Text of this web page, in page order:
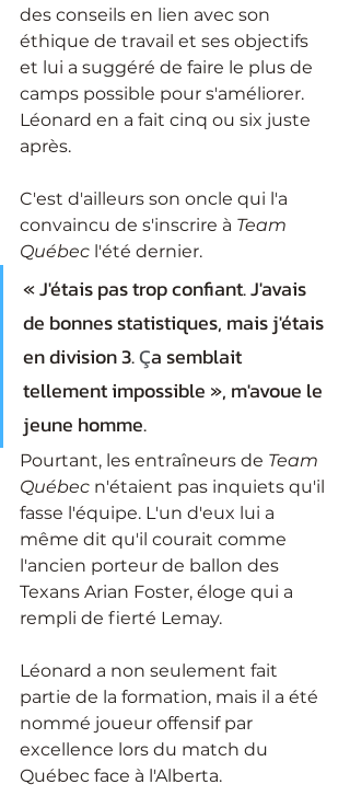
des conseils en lien avec son
éthique de travail et ses objectifs
et lui a suggéré de faire le plus de
camps possible pour s'améliorer.
Léonard en a fait cinq ou six juste
après.
C'est d'ailleurs son oncle qui l'a
convaincu de s'inscrire à Team
Québec l'été dernier.
« J'étais pas trop confiant. J'avais
de bonnes statistiques, mais j'étais
en division 3. Ça semblait
tellement impossible », m'avoue le
jeune homme.
Pourtant, les entraîneurs de Team
Québec n'étaient pas inquiets qu'il
fasse l'équipe. L'un d'eux lui a
même dit qu'il courait comme
l'ancien porteur de ballon des
Texans Arian Foster, éloge qui a
rempli de fierté Lemay.
Léonard a non seulement fait
partie de la formation, mais il a été
nommé joueur offensif par
excellence lors du match du
Québec face à l'Alberta.